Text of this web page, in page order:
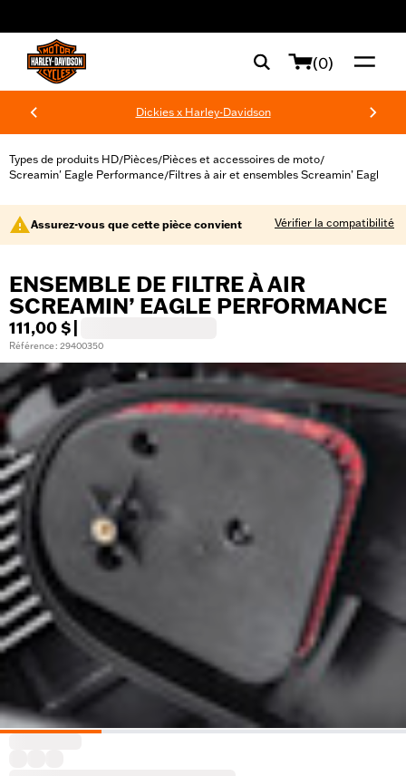
(0)
Dickies x Harley-Davidson
Types de produits HD/Pièces/Pièces et accessoires de moto/
Screamin' Eagle Performance/Filtres à air et ensembles Screamin’ Eagl
Assurez-vous que cette pièce convient Vérifier la compatibilité
ENSEMBLE DE FILTRE À AIR
SCREAMIN’ EAGLE PERFORMANCE
111,00 $
Référence : 29400350